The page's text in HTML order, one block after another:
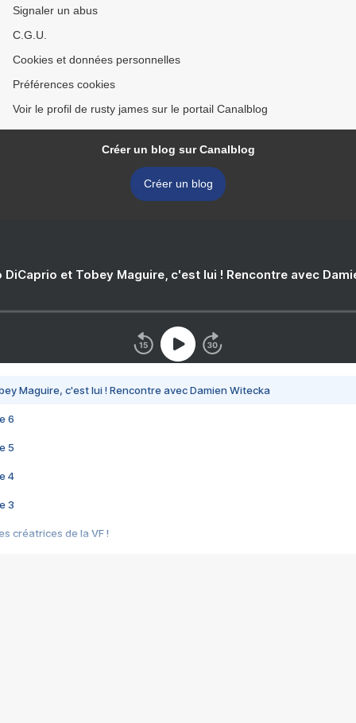
Signaler un abus
C.G.U.
Cookies et données personnelles
Préférences cookies
Voir le profil de rusty james sur le portail Canalblog
Créer un blog sur Canalblog
Créer un blog
DiCaprio et Tobey Maguire, c'est lui ! Rencontre avec
Maguire, c'est lui ! Rencontre avec Damien Witecka
6
5
4
3
créatrices de la VF !